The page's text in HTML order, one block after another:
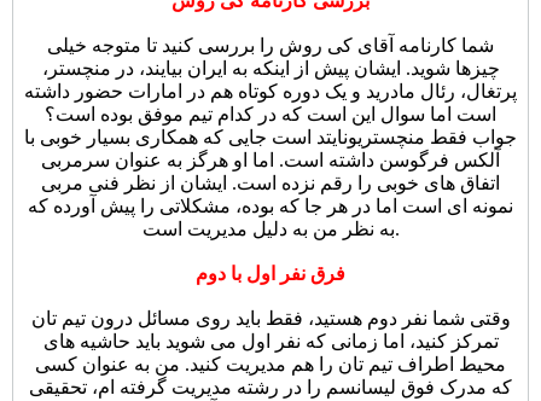
شما کارنامه آقای کی روش را بررسی کنید تا متوجه خیلی
چیزها شوید. ایشان پیش از اینکه به ایران بیایند، در منچستر،
پرتغال، رئال مادرید و یک دوره کوتاه هم در امارات حضور داشته
است اما سوال این است که در کدام تیم موفق بوده است؟
جواب فقط منچستریونایتد است جایی که همکاری بسیار خوبی با
آلکس فرگوسن داشته است. اما او هرگز به عنوان سرمربی
اتفاق های خوبی را رقم نزده است. ایشان از نظر فنی مربی
نمونه ای است اما در هر جا که بوده، مشکلاتی را پیش آورده که
به نظر من به دلیل مدیریت است.
فرق نفر اول با دوم
وقتی شما نفر دوم هستید، فقط باید روی مسائل درون تیم تان
تمرکز کنید، اما زمانی که نفر اول می شوید باید حاشیه های
محیط اطراف تیم تان را هم مدیریت کنید. من به عنوان کسی
که مدرک فوق لیسانسم را در رشته مدیریت گرفته ام، تحقیقی